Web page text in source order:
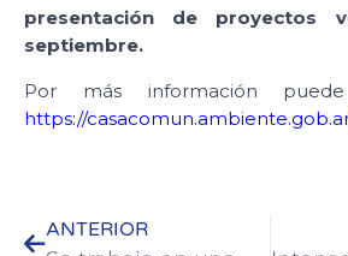
presentación de proyectos
septiembre.
Por más información
https://
ANTERIOR